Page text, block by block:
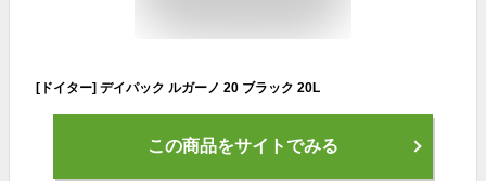
[ドイター] デイパック ルガーノ 20 ブラック 20L
この商品をサイトでみる